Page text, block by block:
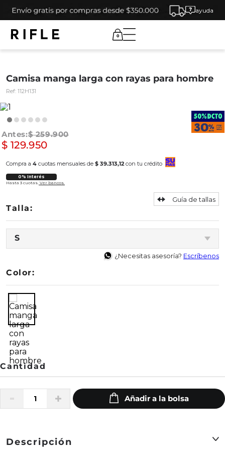
ayuda
0
Camisa manga larga con rayas para hombre
Ref: 112H131
$ 259.900
$ 129.950
Compra a 4 cuotas mensuales de $ 39.313,12 con tu crédito
0% Interés
Hasta 3 cuotas. Ver bancos.
S
Guía de tallas
¿Necesitas asesoría? Escríbenos
Color:
Descripción